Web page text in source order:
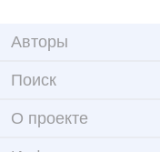
Авторы
Поиск
О проекте